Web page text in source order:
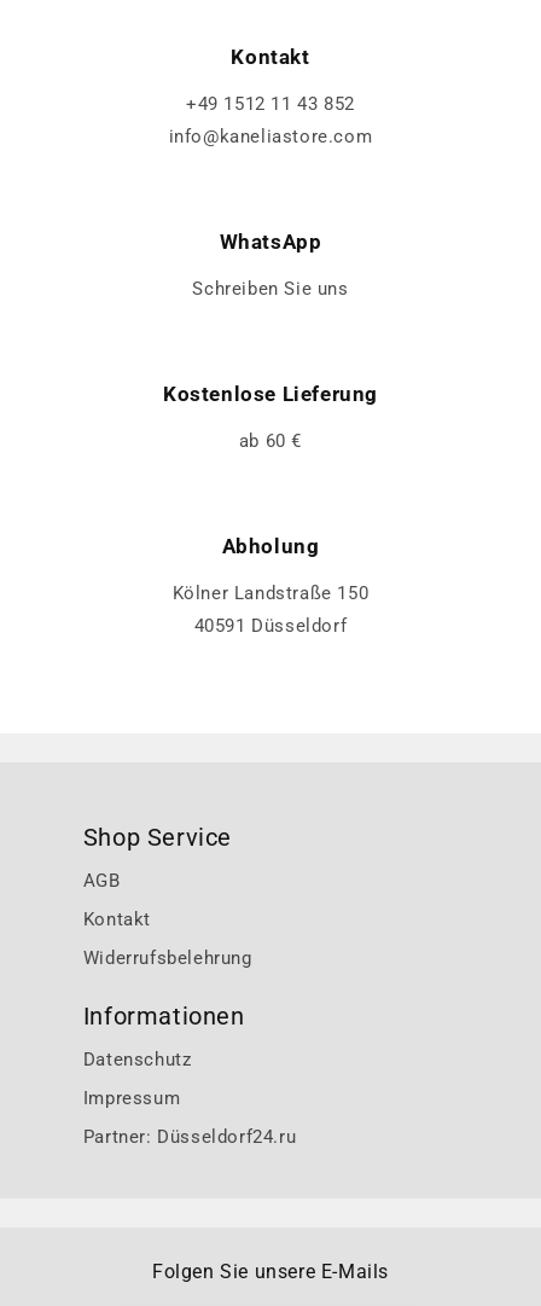
Kontakt
+49 1512 11 43 852
info@kaneliastore.com
WhatsApp
Schreiben Sie uns
Kostenlose Lieferung
ab 60 €
Abholung
Kölner Landstraße 150
40591 Düsseldorf
Shop Service
AGB
Kontakt
Widerrufsbelehrung
Informationen
Datenschutz
Impressum
Partner: Düsseldorf24.ru
Folgen Sie unsere E-Mails